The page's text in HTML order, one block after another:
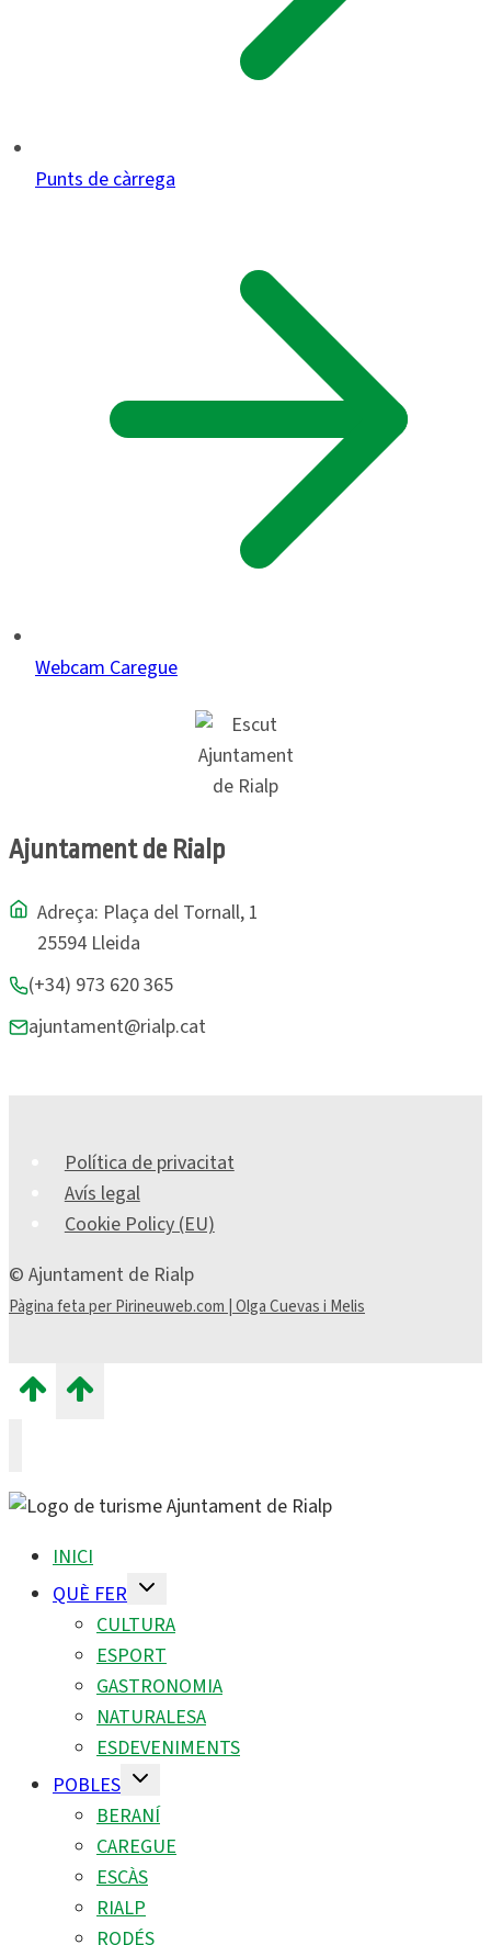
Punts de càrrega
Webcam Caregue
Ajuntament de Rialp
Adreça: Plaça del Tornall, 1
25594 Lleida
(+34) 973 620 365
ajuntament@rialp.cat
Política de privacitat
Avís legal
Cookie Policy (EU)
© Ajuntament de Rialp
Pàgina feta per Pirineuweb.com | Olga Cuevas i Melis
INICI
QUÈ FER
Alterna
menú
fill
CULTURA
ESPORT
GASTRONOMIA
NATURALESA
ESDEVENIMENTS
POBLES
Alterna
menú
fill
BERANÍ
CAREGUE
ESCÀS
RIALP
RODÉS